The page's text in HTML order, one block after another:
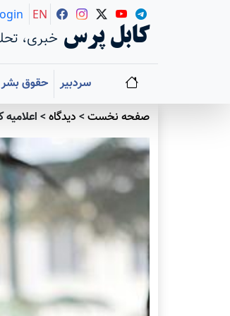
کابل پرس خبری،
EN
سردبیر حقوق بشر
صفحه نخست> دیدگاه>اعلامیه